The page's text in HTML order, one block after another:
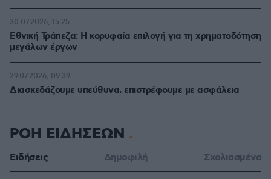
Εθνική Τράπεζα: Η κορυφαία επιλογή για τη χρηματοδότηση
μεγάλων έργων
30.07.2026, 15:25
Διασκεδάζουμε υπεύθυνα, επιστρέφουμε με ασφάλεια
29.07.2026, 09:39
ΡΟΗ ΕΙΔΗΣΕΩΝ
Ειδήσεις Δημοφιλή Σχολιασμένα